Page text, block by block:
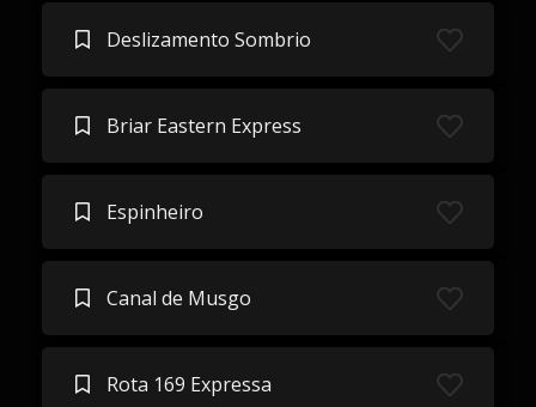
Deslizamento Sombrio
Briar Eastern Express
Espinheiro
Canal de Musgo
Rota 169 Expressa